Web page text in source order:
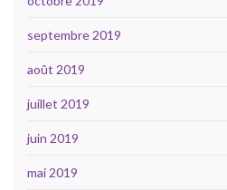
septembre 2019
août 2019
juillet 2019
juin 2019
mai 2019